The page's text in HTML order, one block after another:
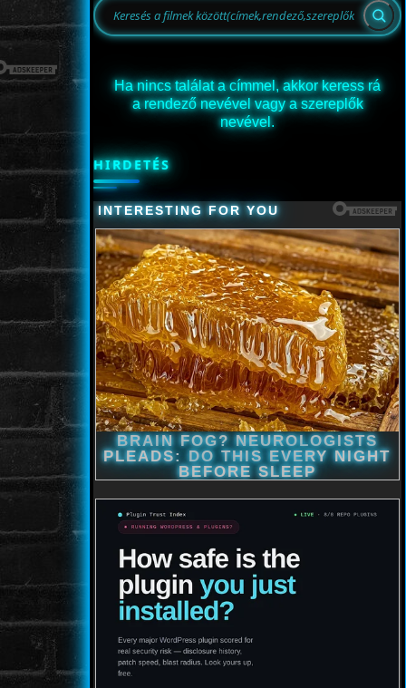
Ha nincs találat a címmel, akkor keress rá
a rendező nevével vagy a szereplők
nevével.
HIRDETÉS